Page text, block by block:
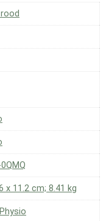
x 11.2 cm; 8.41 kg